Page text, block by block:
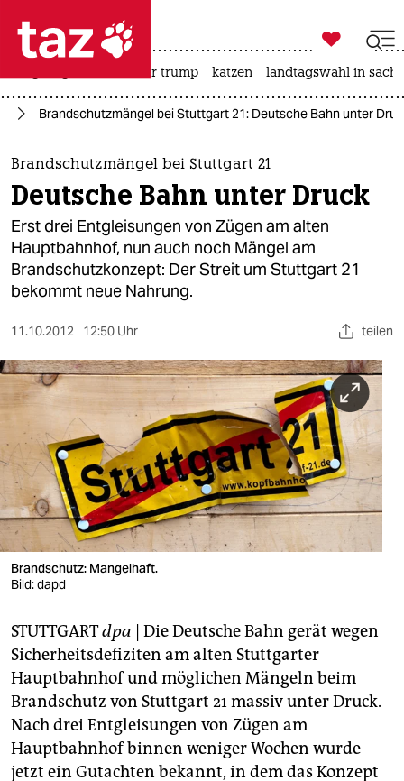
 taz zahl ich
taz zahl ich
themen
politik
öko
gesellschaft
kultur
sport
berlin
nord
wahrheit
verlag
verlag
shop
fragen & hilfe
unterstützen
abo
genossenschaft

taz zahl ich
usa unter trump katzen landtagswahl in
Brandschutzmängel bei Stuttgart 21: Deutsche Bahn unter
Brandschutzmängel bei Stuttgart 21
Deutsche Bahn unter Druck
Erst drei Entgleisungen von Zügen am alten
Hauptbahnhof, nun auch noch Mängel am
Brandschutzkonzept: Der Streit um Stuttgart 21
bekommt neue Nahrung.
11.10.2012 12:50 Uhr teilen
Brandschutz: Mangelhaft.
Bild: dapd
STUTTGARTdpa | Die Deutsche Bahn gerät wegen
Sicherheitsdefiziten am alten Stuttgarter
Hauptbahnhof und möglichen Mängeln beim
Brandschutz von Stuttgart 21 massiv unter Druck.
Nach drei Entgleisungen von Zügen am
Hauptbahnhof binnen weniger Wochen wurde
jetzt ein Gutachten bekannt, in dem das Konzept